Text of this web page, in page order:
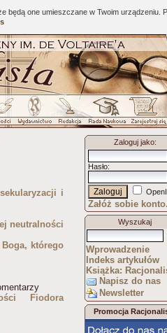
będą one umieszczane w Twoim urządzeniu.
i
neutralności
którego
Fiodora
Zaloguj jako:
Hasło:
Załóż sobie
Wyszukaj
Wprowadzenie
Indeks artykułów
Książka:
Napisz do nas
Newsletter
Promocja